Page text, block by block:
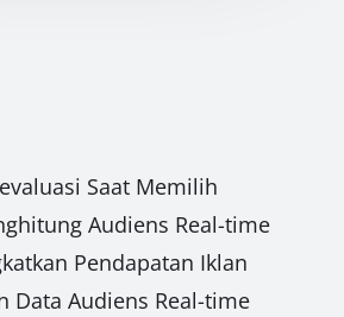
Saat Memilih
Audiens Real-time
Pendapatan Iklan
Data Audiens Real-time